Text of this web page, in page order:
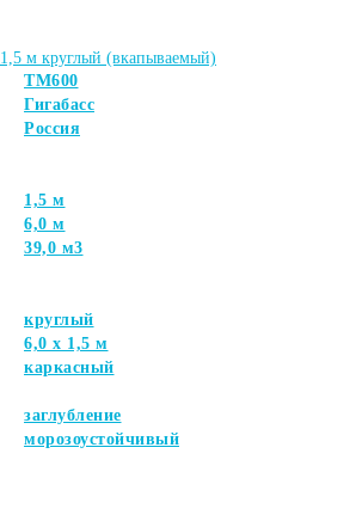
1,5 м круглый (вкапываемый)
ТМ600
Гигабасс
Россия
1,5 м
6,0 м
39,0 м3
круглый
6,0 х 1,5 м
каркасный
заглубление
морозоустойчивый